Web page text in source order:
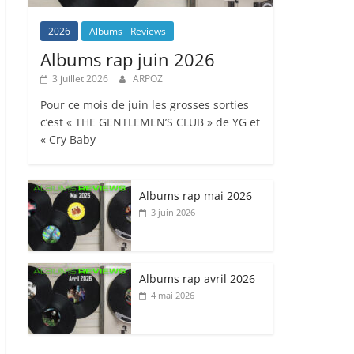
2026 Albums - Reviews
Albums rap juin 2026
3 juillet 2026 ARPOZ
Pour ce mois de juin les grosses sorties
c’est « THE GENTLEMEN’S CLUB » de YG et
« Cry Baby
Albums rap mai 2026
3 juin 2026
Albums rap avril 2026
4 mai 2026